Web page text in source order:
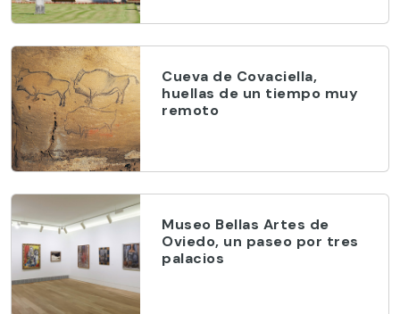
Cueva de Covaciella,
huellas de un tiempo muy
remoto
Museo Bellas Artes de
Oviedo, un paseo por tres
palacios